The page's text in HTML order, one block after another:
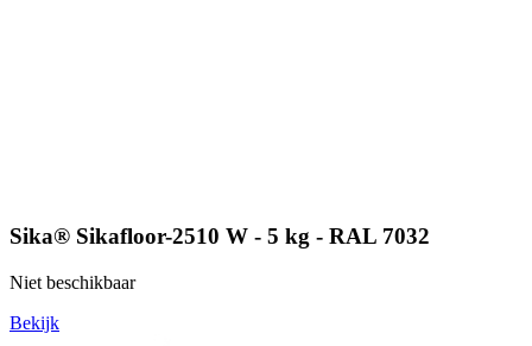
Sika® Sikafloor-2510 W - 5 kg - RAL 7032
Niet beschikbaar
Bekijk